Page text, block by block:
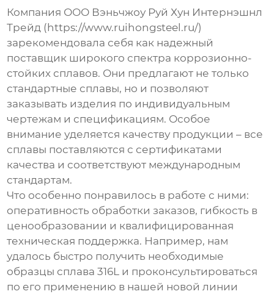
Компания ООО Вэньчжоу Руй Хун Интернэшнл
Трейд (https://www.ruihongsteel.ru/)
зарекомендовала себя как надежный
поставщик широкого спектра коррозионно-
стойких сплавов. Они предлагают не только
стандартные сплавы, но и позволяют
заказывать изделия по индивидуальным
чертежам и спецификациям. Особое
внимание уделяется качеству продукции – все
сплавы поставляются с сертификатами
качества и соответствуют международным
стандартам.
Что особенно понравилось в работе с ними:
оперативность обработки заказов, гибкость в
ценообразовании и квалифицированная
техническая поддержка. Например, нам
удалось быстро получить необходимые
образцы сплава 316L и проконсультироваться
по его применению в нашей новой линии